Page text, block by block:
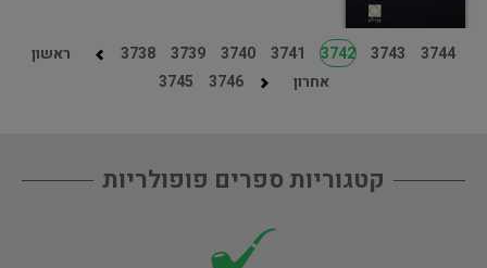
ראשון 3738 3739 3740 3741 3742 3743
3744
3745
3746 אחרון
קטגוריות ספרים פופולריות